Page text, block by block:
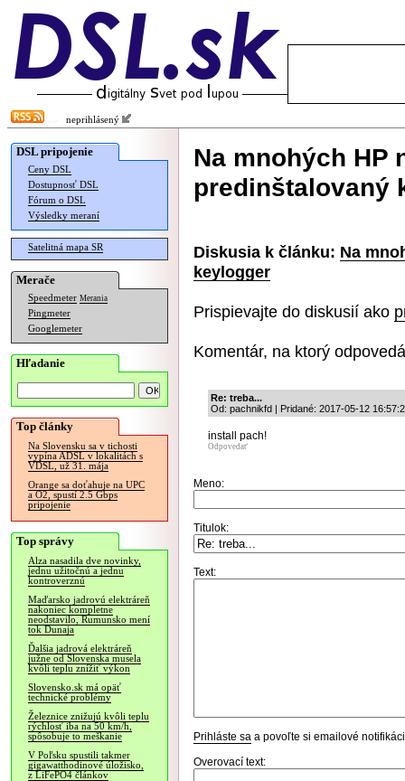
neprihlásený
DSL pripojenie
Ceny DSL
Dostupnosť DSL
Fórum o DSL
Výsledky meraní
Satelitná mapa SR
Merače
Speedmeter Merania
Pingmeter
Googlemeter
Hľadanie
Top články
Na Slovensku sa v tichosti
vypína ADSL v lokalitách s
VDSL, už 31. mája
Orange sa doťahuje na UPC
a O2, spustí 2.5 Gbps
pripojenie
Top správy
Alza nasadila dve novinky,
jednu užitočnú a jednu
kontroverznú
Maďarsko jadrovú elektráreň
nakoniec kompletne
neodstavilo, Rumunsko mení
tok Dunaja
Ďalšia jadrová elektráreň
južne od Slovenska musela
kvôli teplu znížiť výkon
Slovensko.sk má opäť
technické problémy
Železnice znižujú kvôli teplu
rýchlosť iba na 50 km/h,
spôsobuje to meškanie
V Poľsku spustili takmer
gigawatthodinové úložisko,
z LiFePO4 článkov
Na mnohých HP
predinštalovaný
Diskusia k článku: Na
keylogger
Prispievajte do diskusií ako
Komentár, na ktorý
Re: treba...
Od: pachnikfd | Pridané: 2017-05-12
install pach!
Odpovedať
Meno:
Titulok:
Text:
Prihláste sa a povoľte si emailové
Overovací text: